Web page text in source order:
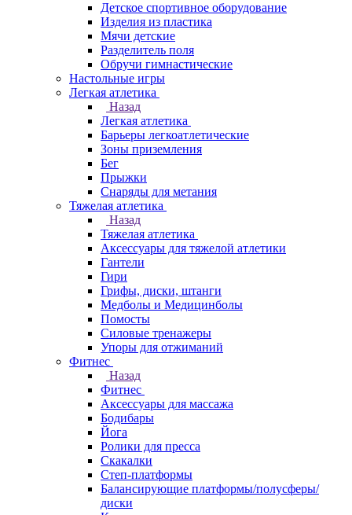
Детское спортивное оборудование
Изделия из пластика
Мячи детские
Разделитель поля
Обручи гимнастические
Настольные игры
Легкая атлетика
Назад
Легкая атлетика
Барьеры легкоатлетические
Зоны приземления
Бег
Прыжки
Снаряды для метания
Тяжелая атлетика
Назад
Тяжелая атлетика
Аксессуары для тяжелой атлетики
Гантели
Гири
Грифы, диски, штанги
Медболы и Медицинболы
Помосты
Силовые тренажеры
Упоры для отжиманий
Фитнес
Назад
Фитнес
Аксессуары для массажа
Бодибары
Йога
Ролики для пресса
Скакалки
Степ-платформы
Балансирующие платформы/полусферы/
диски